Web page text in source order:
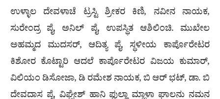
ಉಳ್ಳಾಲ ದೇವಳಾಚೆ ಟ್ರಸ್ಟಿ ಶ್ರೀಕರ ಕಿಣಿ, ನವೀನ ನಾಯಕ,
ಸುರೇಂದ್ರ ಪೈ, ಅನಿಲ್ ಪೈ, ಉಪಸ್ಥಿತ ಆಶಿಲಿಂಚಿ. ಮುಖೇಲ
ಅಹಮ್ಮದ ಮುದಸರ್, ಆದಿತ್ಯ ಪೈ, ಸ್ಥಳೀಯ ಕಾರ್ಪೊರೇಟರ
ಕಿಶೋರ ಕೊಟ್ಟಾರಿ ಆದಲೆ ಕಾರ್ಪೊರೇಟರ ವಿಜಯ ಕುಮಾರ್,
ವಿಲಿಯಂ ಡಿಸೋಜಾ, ಡಿ ರಮೇಶ ನಾಯಕ, ಬಿ ಆರ್ ಭಟ್, ಡಾ. ಬಿ